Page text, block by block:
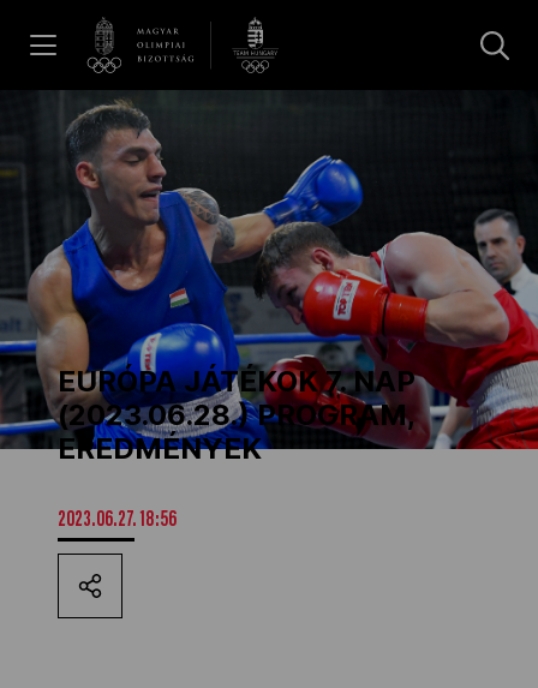
Hírek
Galéria
Dakar 2026
Los Angeles 2028
Kettőskarrier-program
EURÓPA JÁTÉKOK 7. NAP
(2023.06.28.) PROGRAM,
EREDMÉNYEK
2023.06.27. 18:56